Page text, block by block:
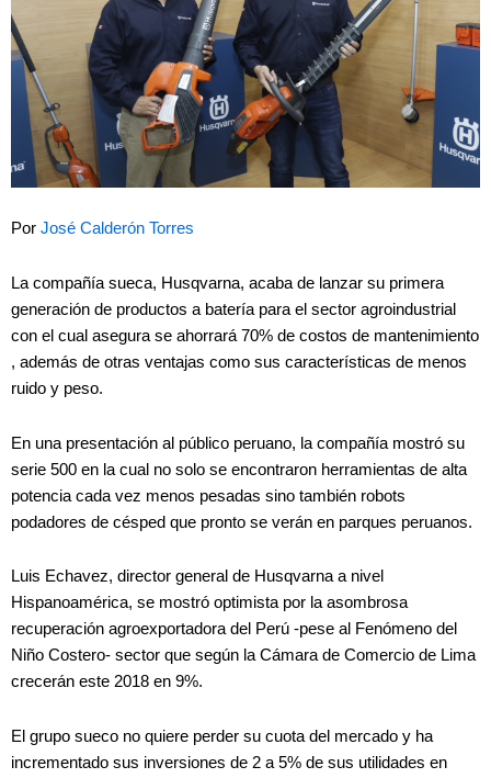
Por José Calderón Torres
La compañía sueca, Husqvarna, acaba de lanzar su primera
generación de productos a batería para el sector agroindustrial
con el cual asegura se ahorrará 70% de costos de mantenimiento
, además de otras ventajas como sus características de menos
ruido y peso.
En una presentación al público peruano, la compañía mostró su
serie 500 en la cual no solo se encontraron herramientas de alta
potencia cada vez menos pesadas sino también robots
podadores de césped que pronto se verán en parques peruanos.
Luis Echavez, director general de Husqvarna a nivel
Hispanoamérica, se mostró optimista por la asombrosa
recuperación agroexportadora del Perú -pese al Fenómeno del
Niño Costero- sector que según la Cámara de Comercio de Lima
crecerán este 2018 en 9%.
El grupo sueco no quiere perder su cuota del mercado y ha
incrementado sus inversiones de 2 a 5% de sus utilidades en